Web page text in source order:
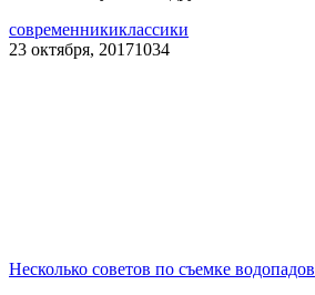
современникиклассики
23 октября, 20171034
Несколько советов по съемке водопадов